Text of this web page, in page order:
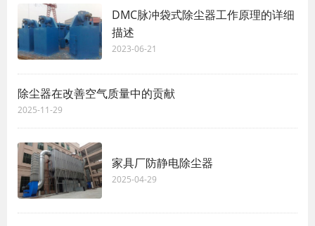
DMC脉冲袋式除尘器工作原理的详细
描述
2023-06-21
除尘器在改善空气质量中的贡献
2025-11-29
家具厂防静电除尘器
2025-04-29